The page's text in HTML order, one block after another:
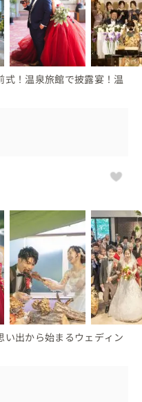
式！温泉旅館で披露宴！温
出から始まるウェディン